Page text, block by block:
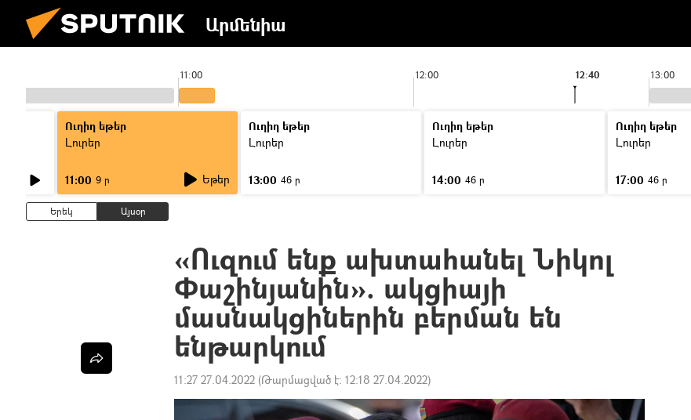
Արմենիա
11:00 12:00 13:00
12:40
Ուղիղ եթեր
Լուրեր
11:00 9 ր Եթեր
Ուղիղ եթեր
Լուրեր
13:00 46 ր
Ուղիղ եթեր
Լուրեր
14:00 46 ր
Ուղիղ եթեր
Լուրեր
17:00 46 ր
Երեկ Այսօր
«Ուզում ենք ախտահանել Նիկոլ
Փաշինյանին». ակցիայի
մասնակցիներին բերման են
ենթարկում
11:27 27.04.2022 (Թարմացված է: 12:18 27.04.2022)